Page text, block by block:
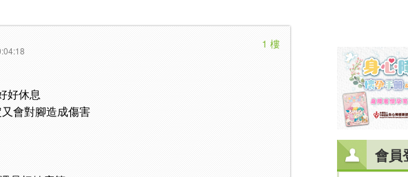
1 樓
好休息
會對腳造成傷害
會員